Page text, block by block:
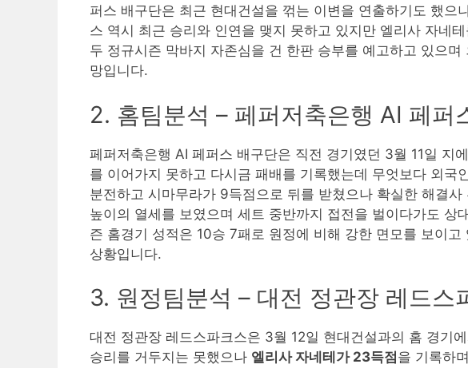
퍼스 배구단은 최근 현대건설을 꺾는 이변을 연출하기도 했
스 역시 최근 승리와 인연을 맺지 못하고 있지만 엘리사 자네
두 정규시즌 막바지 자존심을 건 한판 승부를 예고하고 있으
망입니다.
2. 홈팀분석 – 페퍼저축은행 AI 페퍼
페퍼저축은행 AI 페퍼스 배구단은 직전 경기였던 3월 11일 지
를 이어가지 못하고 다시금 패배를 기록했는데 무엇보다 외국
분전하고 시마무라가 9득점으로 뒤를 받쳤으나 확실한 해결
높이의 열세를 보였으며 세트 중반까지 접전을 벌이다가도
즌 홈경기 성적은 10승 7패로 원정에 비해 강한 면모를 보이
상황입니다.
3. 원정팀분석 – 대전 정관장 레드스
대전 정관장 레드스파크스은 3월 12일 현대건설과의 홈 경기에
승리를 거두지는 못했으나 엘리사 자네테가 23득점 을 기록하